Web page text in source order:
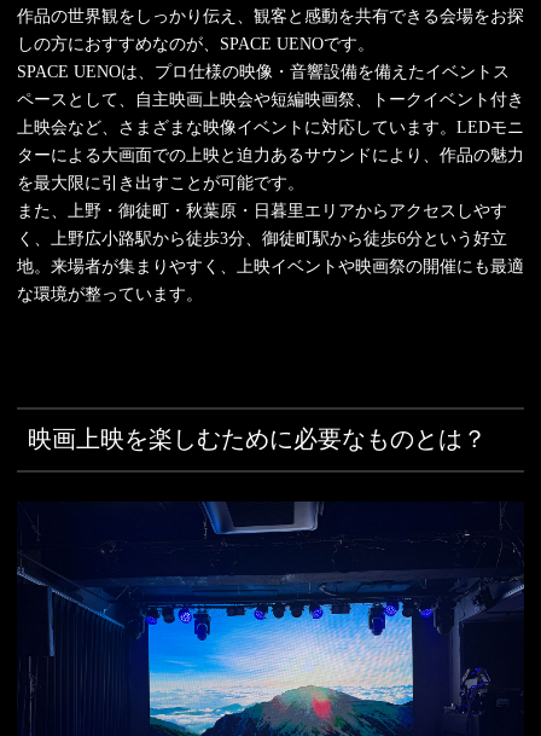
作品の世界観をしっかり伝え、観客と感動を共有できる会場をお探
しの方におすすめなのが、SPACE UENOです。
SPACE UENOは、プロ仕様の映像・音響設備を備えたイベントス
ペースとして、自主映画上映会や短編映画祭、トークイベント付き
上映会など、さまざまな映像イベントに対応しています。LEDモニ
ターによる大画面での上映と迫力あるサウンドにより、作品の魅力
を最大限に引き出すことが可能です。
また、上野・御徒町・秋葉原・日暮里エリアからアクセスしやす
く、上野広小路駅から徒歩3分、御徒町駅から徒歩6分という好立
地。来場者が集まりやすく、上映イベントや映画祭の開催にも最適
な環境が整っています。
映画上映を楽しむために必要なものとは？